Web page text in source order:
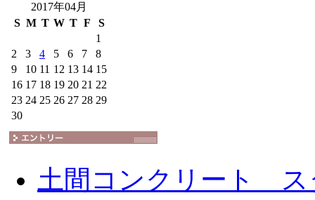
2017年04月
S M T W T F
S
1
2
3 4 5 6 7
8
9
10 11 12 13 14 15
16 17 18 19 20 21 22
23 24 25 26 27 28 29
30
土間コンクリート